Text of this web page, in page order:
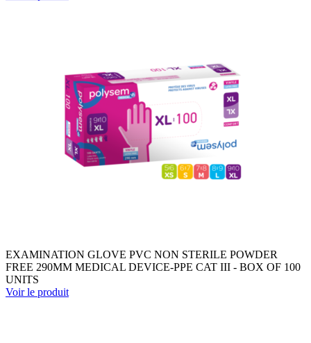
EXAMINATION GLOVE PVC NON STERILE POWDER
FREE 290MM MEDICAL DEVICE-PPE CAT III - BOX OF 100
UNITS
Voir le produit